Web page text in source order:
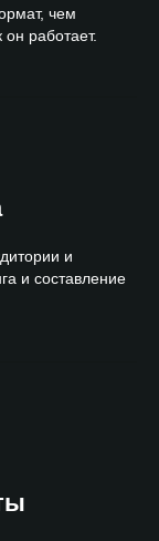
чем
он работает.
и
и составление